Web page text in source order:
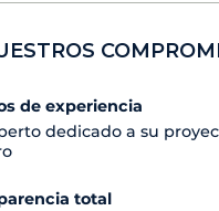
de experiencia
dedicado a su
total